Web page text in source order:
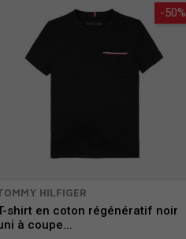
-50%
HILFIGER
shirt en coton régénératif noir
à coupe...